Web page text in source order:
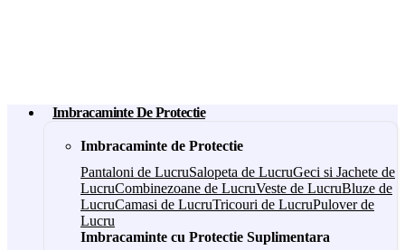
Imbracaminte De Protectie
Imbracaminte de Protectie
Pantaloni de LucruSalopeta de LucruGeci si Jachete de
LucruCombinezoane de LucruVeste de LucruBluze de
LucruCamasi de LucruTricouri de LucruPulover de
Lucru
Imbracaminte cu Protectie Suplimentara